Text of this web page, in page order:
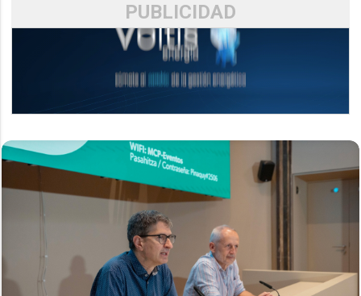
PUBLICIDAD